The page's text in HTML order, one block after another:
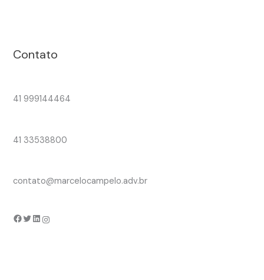
Contato
41 999144464
41 33538800
contato@marcelocampelo.adv.br